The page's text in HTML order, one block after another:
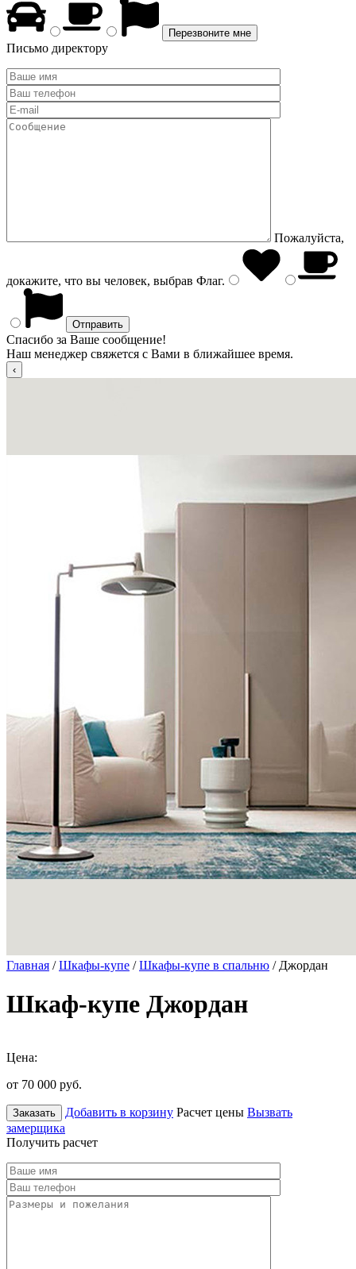
Письмо директору
Пожалуйста,
докажите, что вы человек, выбрав Флаг.
Спасибо за Ваше сообщение!
Наш менеджер свяжется с Вами в ближайшее время.
Главная /Шкафы-купе /Шкафы-купе в спальню / Джордан
Шкаф-купе Джордан
Цена:
от 70 000 руб.
Заказать Добавить в корзину Расчет цены Вызвать
замерщика
Получить расчет